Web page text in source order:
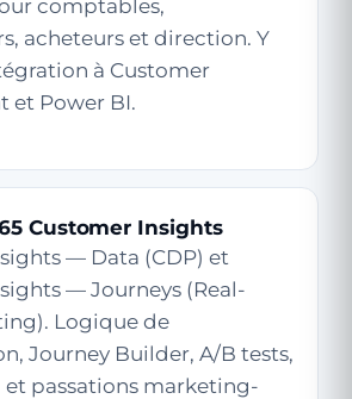
comptables,
acheteurs et direction. Y
à Customer
et Power BI.
Customer Insights
— Data (CDP) et
— Journeys (Real-
Logique de
Journey Builder, A/B tests,
et passations marketing-